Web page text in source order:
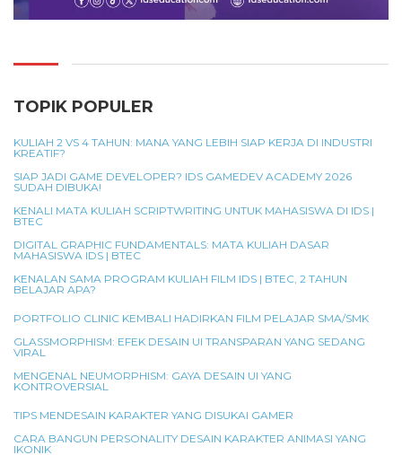
TOPIK POPULER
KULIAH 2 VS 4 TAHUN: MANA YANG LEBIH SIAP KERJA DI INDUSTRI
KREATIF?
SIAP JADI GAME DEVELOPER? IDS GAMEDEV ACADEMY 2026
SUDAH DIBUKA!
KENALI MATA KULIAH SCRIPTWRITING UNTUK MAHASISWA DI IDS |
BTEC
DIGITAL GRAPHIC FUNDAMENTALS: MATA KULIAH DASAR
MAHASISWA IDS | BTEC
KENALAN SAMA PROGRAM KULIAH FILM IDS | BTEC, 2 TAHUN
BELAJAR APA?
PORTFOLIO CLINIC KEMBALI HADIRKAN FILM PELAJAR SMA/SMK
GLASSMORPHISM: EFEK DESAIN UI TRANSPARAN YANG SEDANG
VIRAL
MENGENAL NEUMORPHISM: GAYA DESAIN UI YANG
KONTROVERSIAL
TIPS MENDESAIN KARAKTER YANG DISUKAI GAMER
CARA BANGUN PERSONALITY DESAIN KARAKTER ANIMASI YANG
IKONIK